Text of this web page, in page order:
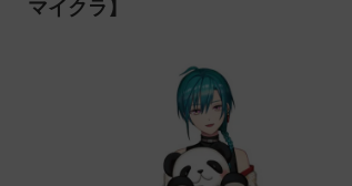
マイクラ】